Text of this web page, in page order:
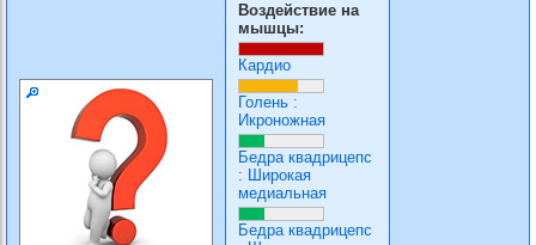
Воздействие на
мышцы:
Кардио
Голень :
Икроножная
Бедра квадрицепс
: Широкая
медиальная
Бедра квадрицепс